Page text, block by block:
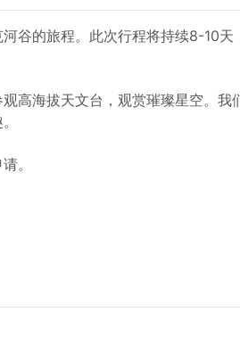
谷的旅程。此次行程将持续8-10天
高海拔天文台，观赏璀璨星空。我
。